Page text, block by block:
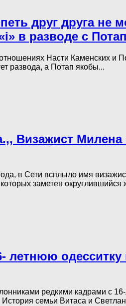
друг друга не
в разводе с
Насти Каменских и
развода, а Потап якобы...
Визажист
в Сети всплыло имя
заметен
одесситку
редкими кадрами с
семьи Витаса и